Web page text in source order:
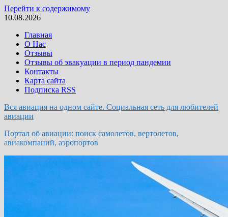
Перейти к содержимому
10.08.2026
Главная
О Нас
Отзывы
Отзывы об эвакуации в период пандемии
Контакты
Карта сайта
Подписка RSS
Вся авиация на одном сайте. Социальная сеть для любителей
авиации
Портал об авиации: поиск самолетов, вертолетов,
авиакомпаний, аэропортов